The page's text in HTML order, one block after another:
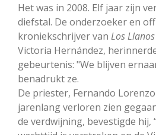
Het was in 2008. Elf jaar zijn
diefstal. De onderzoeker en
kroniekschrijver van Los Llanos
Victoria Hernández,
gebeurtenis: "We blijven
benadrukt ze.
De priester, Fernando
jarenlang verloren zien
de verdwijning, bevestigde hij,